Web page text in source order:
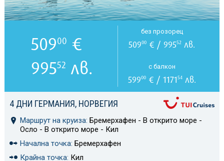
4 ДНИ ГЕРМАНИЯ, НОРВЕГИЯ
Маршрут на круиза: Бремерхафен - В открито море -
Осло - В открито море - Кил
Начална точка: Бремерхафен
Крайна точка: Кил
50900 €
99552 лв.
без прозорец
50900 € / 99552 лв.
с балкон
59900€ / 117154лв.